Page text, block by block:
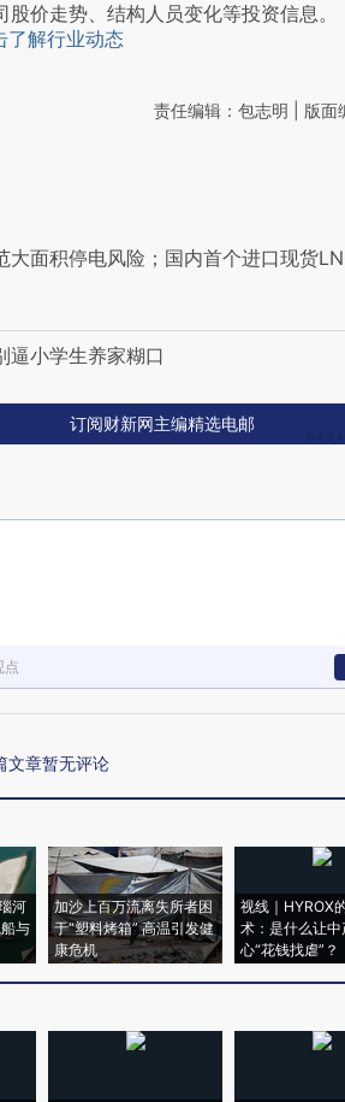
股价走势、结构人员变化等投资信息。
了解行业动态
责任编辑：包志明 | 版面
面积停电风险；国内首个进口现货
逼小学生养家糊口
订阅财新网主编精选电邮
点
文章暂无评论
河
与
加沙上百万流离失所者困
于“塑料烤箱” 高温引发健
康危机
视线｜HYROX
术：是什么让中
心“花钱找虐”？